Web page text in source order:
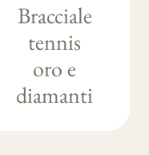
Bracciale
tennis
oro e
diamanti